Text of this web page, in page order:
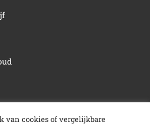
van cookies of vergelijkbare